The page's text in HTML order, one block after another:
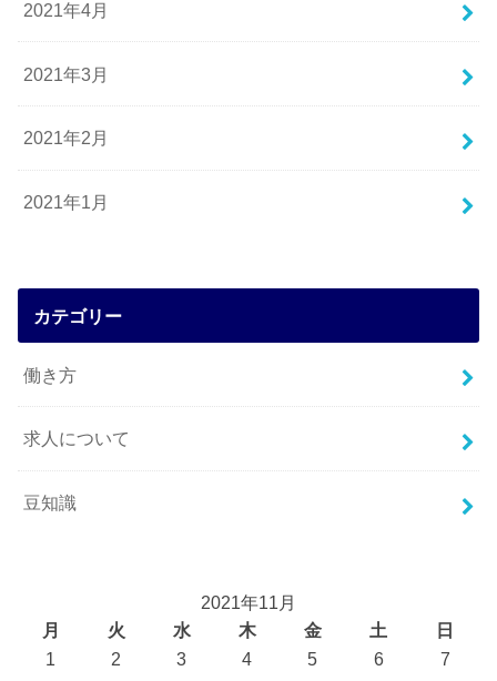
2021年4月
2021年3月
2021年2月
2021年1月
カテゴリー
働き方
求人について
豆知識
2021年11月
月
火 水 木 金 土
日
1
2 3 4 5 6
7